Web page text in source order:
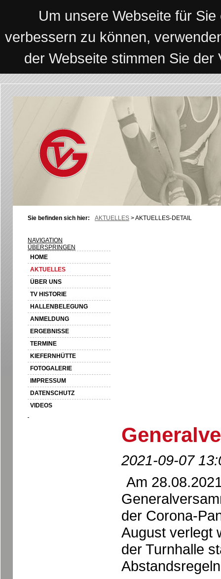
Um unsere Webseite für
verbessern zu können,
der Webseite stimmen Sie
Sie befinden sich hier: AKTUELLES >AKTUELLES-DETAIL
NAVIGATION
ÜBERSPRINGEN
HOME
AKTUELLES
ÜBER UNS
TV HISTORIE
HALLENBELEGUNG
ANMELDUNG
ERGEBNISSE
TERMINE
KIEFERNHÜTTE
FOTOGALERIE
IMPRESSUM
DATENSCHUTZ
VIDEOS
2021-09-07
Am
der Corona-
August verlegt
der Turnhalle